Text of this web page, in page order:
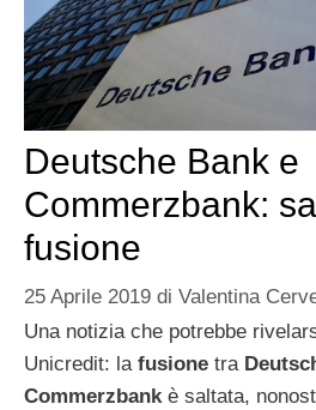
Deutsche Bank e
Commerzbank:
fusione
25 Aprile 2019 di Valentina
Una notizia che potrebbe
Unicredit: la fusione tra
Commerzbankè saltata,